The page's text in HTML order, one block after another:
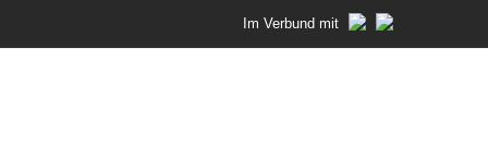
Im Verbund mit